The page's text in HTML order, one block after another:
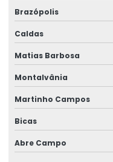
Brazópolis
Caldas
Matias Barbosa
Montalvânia
Martinho Campos
Bicas
Abre Campo